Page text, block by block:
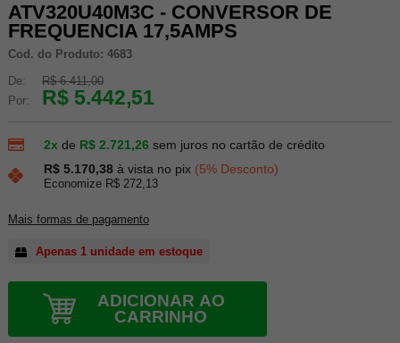
ATV320U40M3C - CONVERSOR DE
FREQUENCIA 17,5AMPS
Cod. do Produto: 4683
De:
R$ 6.411,00
Por:
R$ 5.442,51
2x de R$ 2.721,26 sem juros no cartão de crédito
R$ 5.170,38 à vista no pix (5% Desconto)
Economize R$ 272,13
Mais formas de pagamento
Apenas 1 unidade em estoque
ADICIONAR AO
CARRINHO